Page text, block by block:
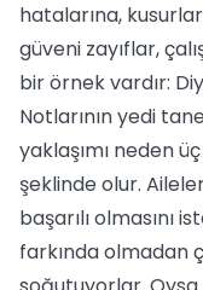
hatalarına,
güveni zayıflar,
bir örnek vardır:
Notlarının yedi
yaklaşımı neden
şeklinde olur.
başarılı olmasını
farkında olmadan